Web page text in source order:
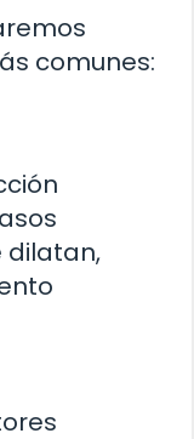
comunes:
dilatan,